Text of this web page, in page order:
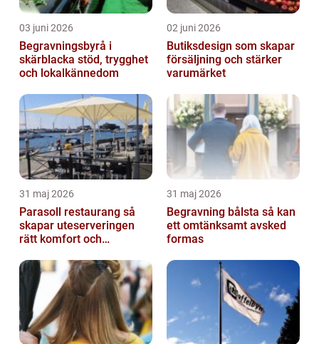
03 juni 2026
Begravningsbyrå i
skärblacka stöd, trygghet
och lokalkännedom
02 juni 2026
Butiksdesign som skapar
försäljning och stärker
varumärket
31 maj 2026
Parasoll restaurang så
skapar uteserveringen
rätt komfort och
31 maj 2026
Begravning bålsta så kan
ett omtänksamt avsked
formas